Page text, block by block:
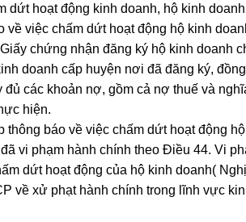
dứt hoạt động kinh doanh, hộ kinh doanh
về việc chấm dứt hoạt động hộ kinh
chứng nhận đăng ký hộ kinh doanh
doanh cấp huyện nơi đã đăng ký, đồng
đủ các khoản nợ, gồm cả nợ thuế và
hiện.
thông báo về việc chấm dứt hoạt động hộ
vi phạm hành chính theo Điều 44. Vi
dứt hoạt động của hộ kinh doanh( Nghị
về xử phạt hành chính trong lĩnh vực